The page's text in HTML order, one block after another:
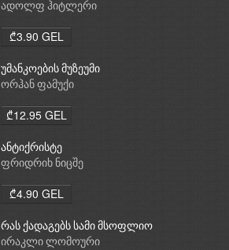
ადოლფ ჰიტლერი
₾3.90 GEL
უმანკოების მუზეუმი
ორჰან ფამუქი
₾12.95 GEL
ანტიქრისტე
ფრიდრიხ ნიცშე
₾4.90 GEL
რას ქადაგებს სამი მსოფლიო
რელიგია: ბუდიზმი,
ირაკლი ლომოური